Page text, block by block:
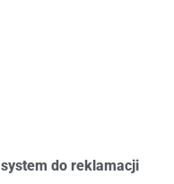
system do reklamacji